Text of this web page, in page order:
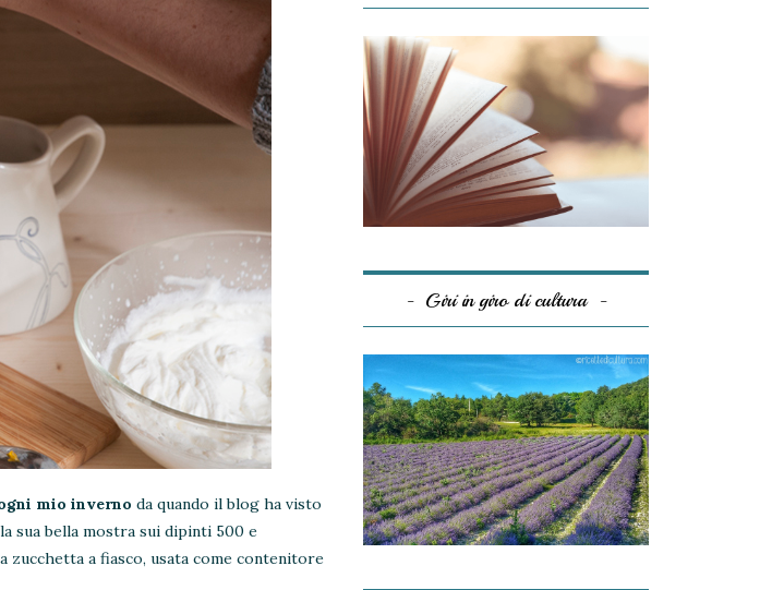
mio inverno da quando il blog ha visto
sua bella mostra sui dipinti 500 e
zucchetta a fiasco, usata come contenitore
Giri in giro di cultura